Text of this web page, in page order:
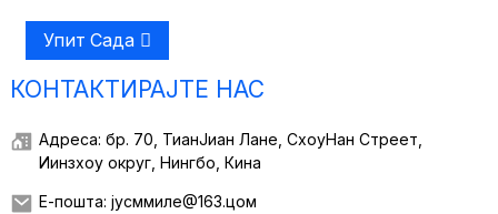
Упит Сада
КОНТАКТИРАЈТЕ НАС
Адреса: бр. 70, ТианЈиан Лане, СхоуНан Стреет,
Иинзхоу округ, Нингбо, Кина
Е-пошта: јусммиле@163.цом